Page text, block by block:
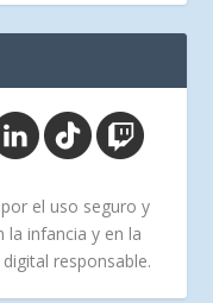
el uso seguro y
la infancia y en la
responsable.